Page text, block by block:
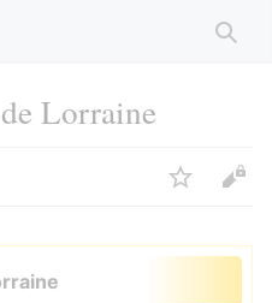
Lorraine
Suivre